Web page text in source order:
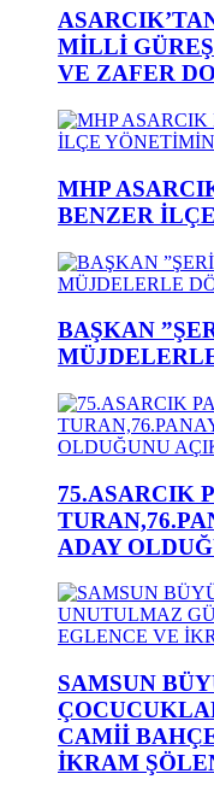
MİLLİ
VE ZAFER
MHP
BENZER
BAŞKAN
75.ASARCIK
ADAY
SAMSUN
CAMİİ
İKRAM